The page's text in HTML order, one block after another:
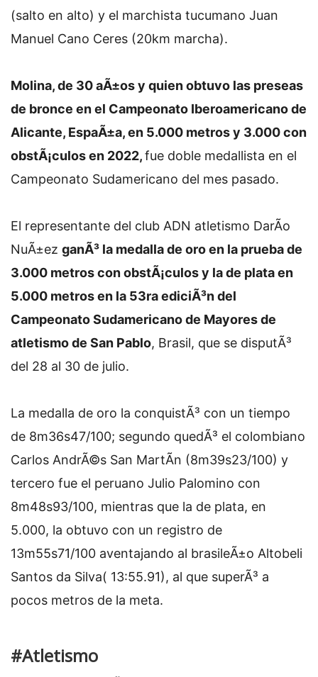
(salto en alto) y el marchista tucumano Juan
Manuel Cano Ceres (20km marcha).
Molina, de 30 aÃ±os y quien obtuvo las preseas
de bronce en el Campeonato Iberoamericano de
Alicante, EspaÃ±a, en 5.000 metros y 3.000 con
obstÃ¡culos en 2022,fue doble medallista en el
Campeonato Sudamericano del mes pasado.
El representante del club ADN atletismo DarÃ­o
NuÃ±ez ganÃ³ la medalla de oro en la prueba de
3.000 metros con obstÃ¡culos y la de plata en
5.000 metros en la 53ra ediciÃ³n del
Campeonato Sudamericano de Mayores de
atletismo de San Pablo, Brasil, que se disputÃ³
del 28 al 30 de julio.
La medalla de oro la conquistÃ³ con un tiempo
de 8m36s47/100; segundo quedÃ³ el colombiano
Carlos AndrÃ©s San MartÃ­n (8m39s23/100) y
tercero fue el peruano Julio Palomino con
8m48s93/100, mientras que la de plata, en
5.000, la obtuvo con un registro de
13m55s71/100 aventajando al brasileÃ±o Altobeli
Santos da Silva( 13:55.91), al que superÃ³ a
pocos metros de la meta.
#Atletismo